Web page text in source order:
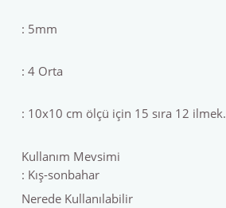
: 5mm
: 4 Orta
: 10x10 cm ölçü için 15 sıra 12 ilmek.
Kullanım Mevsimi
: Kış-sonbahar
Nerede Kullanılabilir